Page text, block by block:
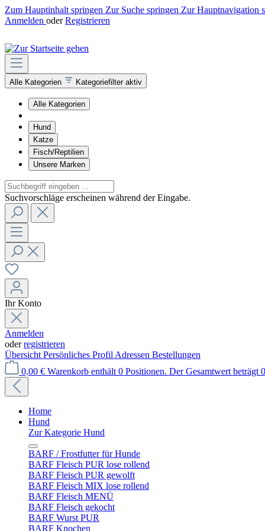
Zum Hauptinhalt springen Zur Suche springen Zur Hauptnavigation
Anmelden oder Registrieren
Alle Kategorien Kategoriefilter aktiv
Alle Kategorien
Hund
Katze
Fisch/Reptilien
Unsere Marken
Suchvorschläge erscheinen während der Eingabe.
Ihr Konto
Anmelden
oderregistrieren
Übersicht Persönliches Profil Adressen Bestellungen
0,00 € Warenkorb enthält 0 Positionen. Der Gesamtwert beträgt
Home
Hund
Zur Kategorie Hund
BARF / Frostfutter für Hunde
BARF Fleisch PUR lose rollend
BARF Fleisch PUR gewolft
BARF Fleisch MIX lose rollend
BARF Fleisch MENÜ
BARF Fleisch gekocht
BARF Wurst PUR
BARF Knochen